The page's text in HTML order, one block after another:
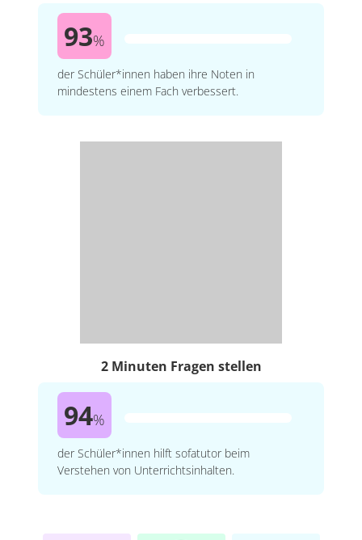
93%
der Schüler*innen haben ihre Noten in
mindestens einem Fach verbessert.
2 Minuten Fragen stellen
94%
der Schüler*innen hilft sofatutor beim
Verstehen von Unterrichtsinhalten.